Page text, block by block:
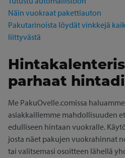
Näin vuokraat pakettiauton
Pakutarinoista löydät vinkkejä
liittyvästä
parhaat
Me PakuOvelle.comissa
asiakkaillemme mahdollisuuden
edulliseen hintaan vuokralle.
josta näet pakujen vuokrahinnat
tai valitsemasi osoitteen lähellä